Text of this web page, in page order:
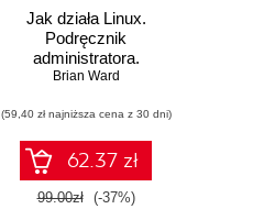
Jak działa Linux.
Podręcznik
administratora.
Wydanie III
Brian Ward
(59,40 zł najniższa cena z 30 dni)
62.37 zł
99.00zł (-37%)